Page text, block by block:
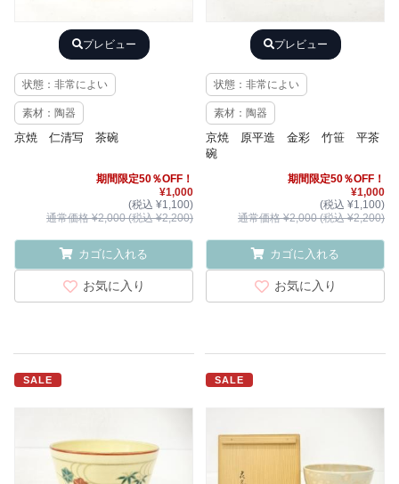
プレビュー
状態：非常によい
素材：陶器
京焼 仁清写 茶碗
期間限定50％OFF！
¥1,000
(税込 ¥1,100)
通常価格 ¥2,000 (税込 ¥2,200)
カゴに入れる
お気に入り
プレビュー
状態：非常によい
素材：陶器
京焼 原平造 金彩 竹笹 平茶
碗
期間限定50％OFF！
¥1,000
(税込 ¥1,100)
通常価格 ¥2,000 (税込 ¥2,200)
カゴに入れる
お気に入り
SALE SALE